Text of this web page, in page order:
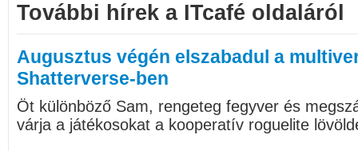
További hírek a ITcafé oldaláról
Augusztus végén elszabadul a
Shatterverse-ben
Öt különböző Sam, rengeteg fegyver és
várja a játékosokat a kooperatív roguelite